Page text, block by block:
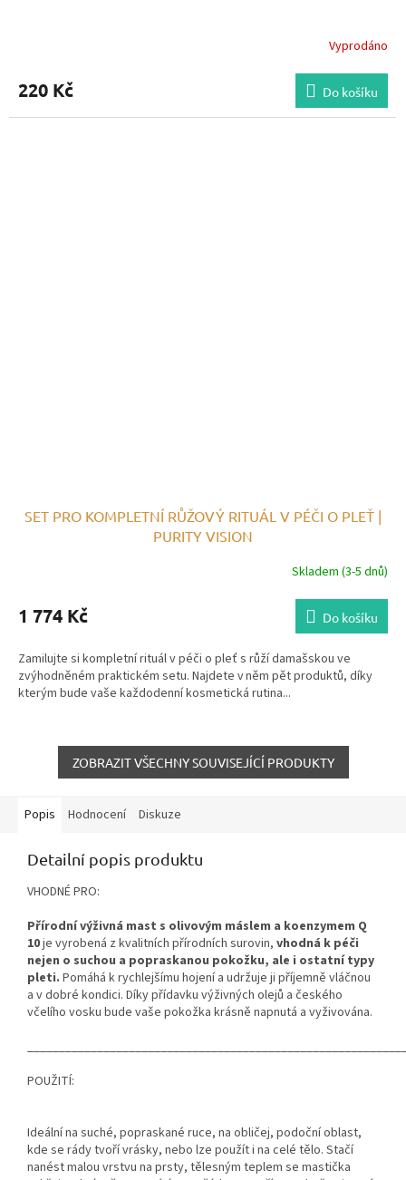
Vyprodáno
220 Kč Do košíku
SET PRO KOMPLETNÍ RŮŽOVÝ RITUÁL V PÉČI O PLEŤ |
PURITY VISION
Skladem (3-5 dnů)
1 774 Kč Do košíku
Zamilujte si kompletní rituál v péči o pleť s růží damašskou ve
zvýhodněném praktickém setu. Najdete v něm pět produktů, díky
kterým bude vaše každodenní kosmetická rutina...
ZOBRAZIT VŠECHNY SOUVISEJÍCÍ PRODUKTY
Popis Hodnocení Diskuze
Detailní popis produktu
VHODNÉ PRO:
Přírodní výživná mast s olivovým máslem a koenzymem Q
10je vyrobená z kvalitních přírodních surovin, vhodná k péči
nejen o suchou a popraskanou pokožku, ale i ostatní typy
pleti. Pomáhá k rychlejšímu hojení a udržuje ji příjemně vláčnou
a v dobré kondici. Díky přídavku výživných olejů a českého
včelího vosku bude vaše pokožka krásně napnutá a vyživována.
POUŽITÍ:
Ideální na suché, popraskané ruce, na obličej, podoční oblast,
kde se rády tvoří vrásky, nebo lze použít i na celé tělo. Stačí
nanést malou vrstvu na prsty, tělesným teplem se mastička